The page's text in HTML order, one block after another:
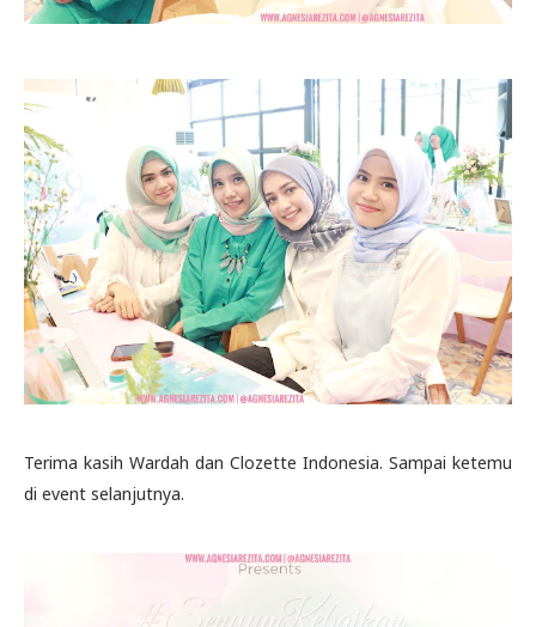
Terima kasih Wardah dan Clozette Indonesia. Sampai ketemu
di event selanjutnya.